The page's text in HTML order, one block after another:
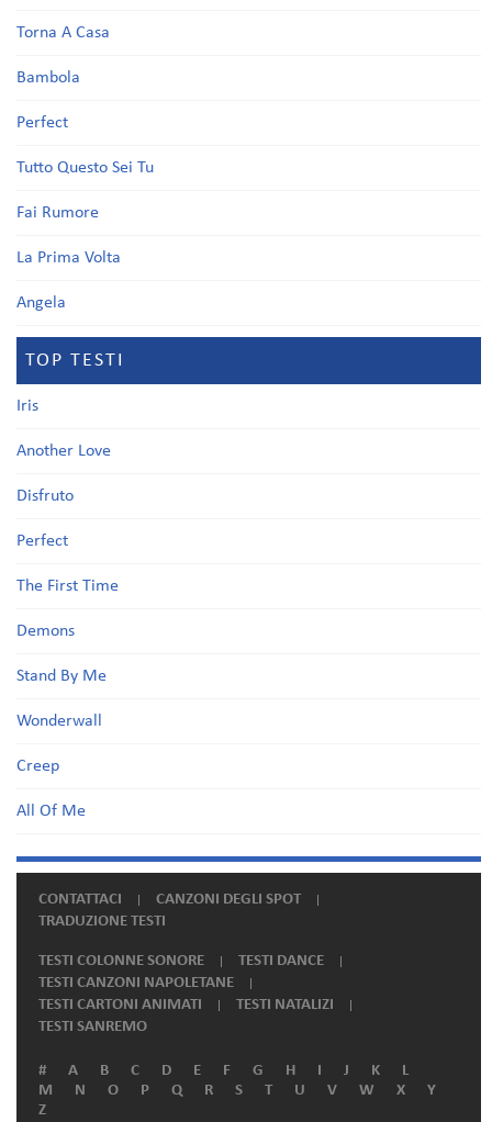
Torna A Casa
Bambola
Perfect
Tutto Questo Sei Tu
Fai Rumore
La Prima Volta
Angela
TOP TESTI
Iris
Another Love
Disfruto
Perfect
The First Time
Demons
Stand By Me
Wonderwall
Creep
All Of Me
CONTATTACI
CANZONI DEGLI SPOT
TRADUZIONE TESTI
TESTI COLONNE SONORE
TESTI DANCE
TESTI CANZONI NAPOLETANE
TESTI CARTONI ANIMATI
TESTI NATALIZI
TESTI SANREMO
# A B C D E F G H I J K
L
M
N O P Q R S T U V W X
Y
Z